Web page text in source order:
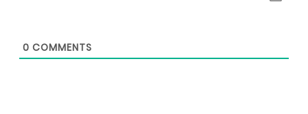
0 COMMENTS